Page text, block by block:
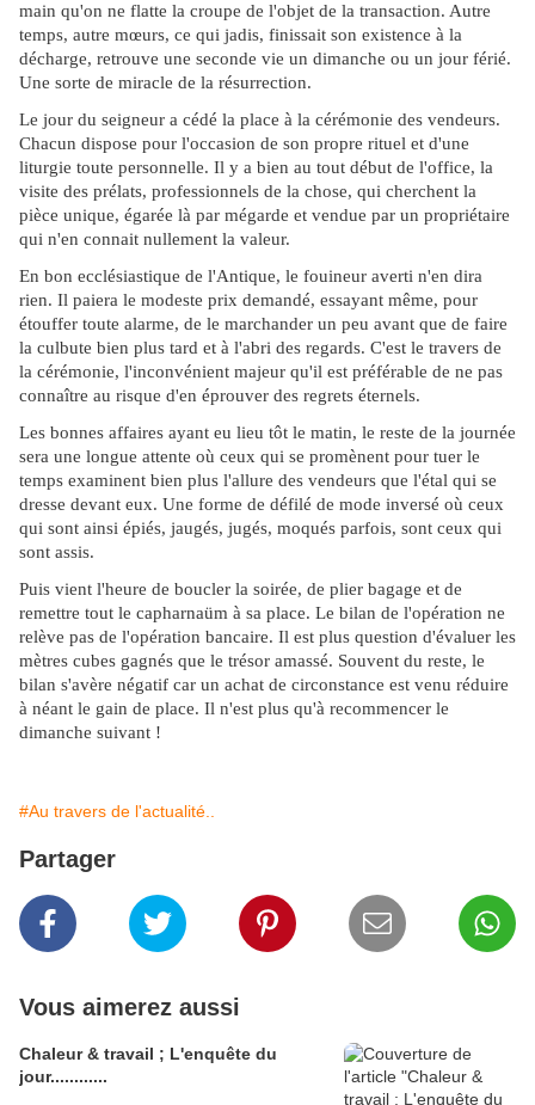
main qu'on ne flatte la croupe de l'objet de la transaction. Autre
temps, autre mœurs, ce qui jadis, finissait son existence à la
décharge, retrouve une seconde vie un dimanche ou un jour férié.
Une sorte de miracle de la résurrection.
Le jour du seigneur a cédé la place à la cérémonie des vendeurs.
Chacun dispose pour l'occasion de son propre rituel et d'une
liturgie toute personnelle. Il y a bien au tout début de l'office, la
visite des prélats, professionnels de la chose, qui cherchent la
pièce unique, égarée là par mégarde et vendue par un propriétaire
qui n'en connait nullement la valeur.
En bon ecclésiastique de l'Antique, le fouineur averti n'en dira
rien. Il paiera le modeste prix demandé, essayant même, pour
étouffer toute alarme, de le marchander un peu avant que de faire
la culbute bien plus tard et à l'abri des regards. C'est le travers de
la cérémonie, l'inconvénient majeur qu'il est préférable de ne pas
connaître au risque d'en éprouver des regrets éternels.
Les bonnes affaires ayant eu lieu tôt le matin, le reste de la journée
sera une longue attente où ceux qui se promènent pour tuer le
temps examinent bien plus l'allure des vendeurs que l'étal qui se
dresse devant eux. Une forme de défilé de mode inversé où ceux
qui sont ainsi épiés, jaugés, jugés, moqués parfois, sont ceux qui
sont assis.
Puis vient l'heure de boucler la soirée, de plier bagage et de
remettre tout le capharnaüm à sa place. Le bilan de l'opération ne
relève pas de l'opération bancaire. Il est plus question d'évaluer les
mètres cubes gagnés que le trésor amassé. Souvent du reste, le
bilan s'avère négatif car un achat de circonstance est venu réduire
à néant le gain de place. Il n'est plus qu'à recommencer le
dimanche suivant !
#Au travers de l'actualité..
Partager
Vous aimerez aussi
Chaleur & travail ; L'enquête du
jour............